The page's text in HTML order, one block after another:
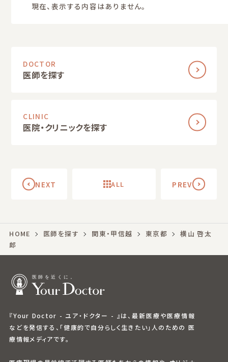
現在、表示する内容はありません。
DOCTOR
医師を探す
CLINIC
医院・クリニックを探す
NEXT ALL PREV
HOME 医師を探す 関東・甲信越 東京都
横山 啓太
郎
『Your Doctor - ユア・ドクター - 』は、最新医療や医療情報
などを発信する、「健康的で自分らしく生きたい」人のための 医
療情報メディアです。